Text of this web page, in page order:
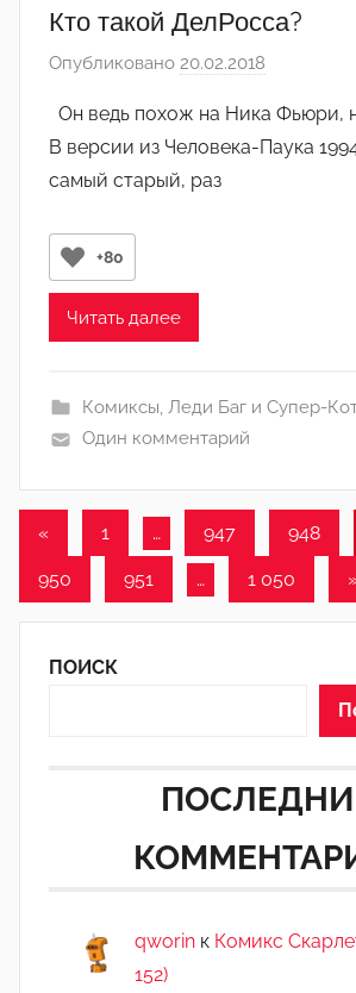
Кто такой ДелРосса?
Опубликовано 20.02.2018
т
о
м
Он ведь похож на Ника Фьюри,
В версии из Человека-Паука
самый старый, раз
+80
Читать далее
Комиксы, Леди Баг и Супер-
Один комментарий
Пагинация
записей
«Предыдущие
1 … 947 948
950 951 … 1 050
ПОИСК
qworin к Комикс
152)